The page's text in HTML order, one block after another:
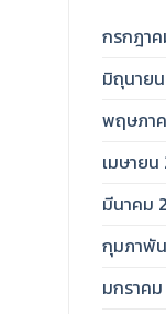
กรกฎา
มิถุนาย
พฤษภา
เมษาย
มีนาคม
กุมภาพั
มกราค